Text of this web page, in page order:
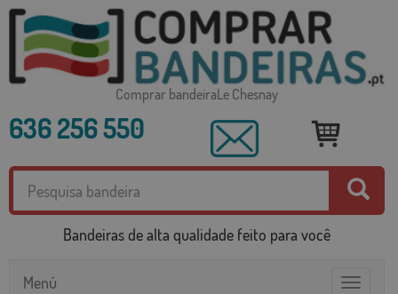
Comprar bandeiraLe Chesnay
636 256 550
Bandeiras de alta qualidade feito para você
Toggle
Menú